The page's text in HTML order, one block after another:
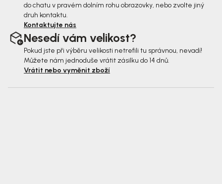
do chatu v pravém dolním rohu obrazovky, nebo zvolte jiný
druh kontaktu.
Kontaktujte nás
Nesedí vám velikost?
Pokud jste při výběru velikosti netrefili tu správnou, nevadí!
Můžete nám jednoduše vrátit zásilku do 14 dnů.
Vrátit nebo vyměnit zboží